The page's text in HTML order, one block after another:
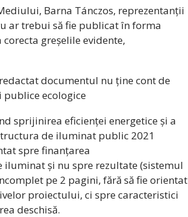
Barna Tánczos, reprezentanții
ar trebui să fie publicat în forma
greșelile evidente,
documentul nu ține cont de
ecologice
sprijinirea eficienței energetice și a
de iluminat public 2021
spre finanțarea
și nu spre rezultate (sistemul
pe 2 pagini, fără să fie orientat
proiectului, ci spre caracteristici
deschisă.